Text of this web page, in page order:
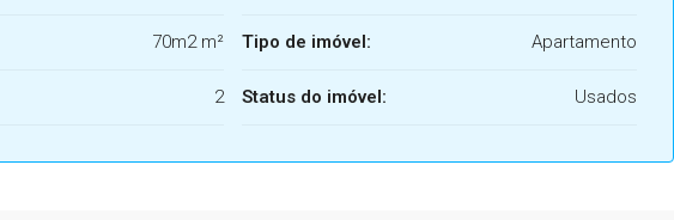
70m2 m²
2
Tipo de imóvel: Apartamento
Status do imóvel: Usados